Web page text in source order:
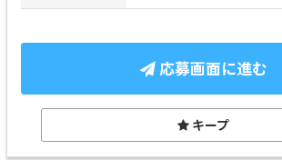
応募画面に進む
キープ